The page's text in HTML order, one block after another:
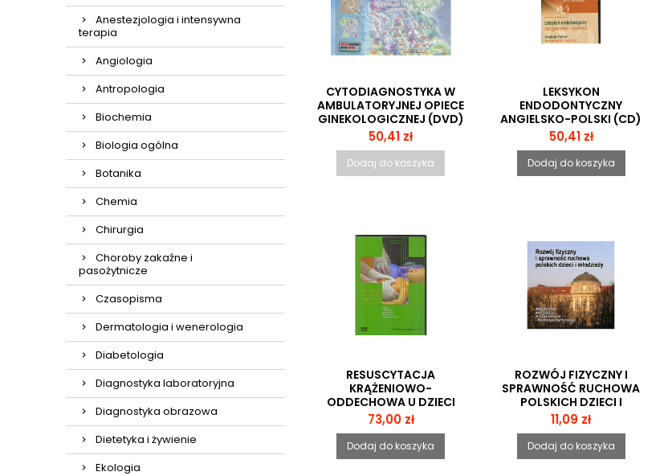
Anestezjologia i intensywna
terapia
Angiologia
Antropologia
Biochemia
Biologia ogólna
Botanika
Chemia
Chirurgia
Choroby zakaźne i
pasożytnicze
Czasopisma
Dermatologia i wenerologia
Diabetologia
Diagnostyka laboratoryjna
Diagnostyka obrazowa
Dietetyka i żywienie
Ekologia
CYTODIAGNOSTYKA W
AMBULATORYJNEJ OPIECE
GINEKOLOGICZNEJ (DVD)
ATLAS MULTIMEDIALNY
Cena
50,41 zł
Dodaj do koszyka
LEKSYKON
ENDODONTYCZNY
ANGIELSKO-POLSKI (CD)
ENGLISH-POLISH
ENDODONTIC LEXICON
Cena
50,41 zł
Dodaj do koszyka
RESUSCYTACJA
KRĄŻENIOWO-
ODDECHOWA U DZIECI
(DVD) ZGODNIE Z
AKTUALNYMI
WYTYCZNYMI
EUROPEJSKIEJ RADY
Cena
73,00 zł
Dodaj do koszyka
ROZWÓJ FIZYCZNY I
SPRAWNOŚĆ RUCHOWA
POLSKICH DZIECI I
MŁODZIEŻY (CD)
Cena
11,09 zł
Dodaj do koszyka